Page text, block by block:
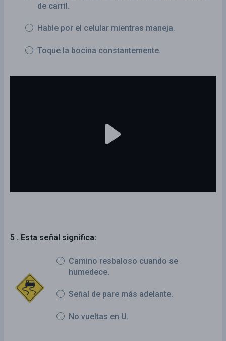
de carril.
Hable por el celular mientras maneja.
Toque la bocina constantemente.
5 . Esta señal significa:
Camino resbaloso cuando se
humedece.
Señal de pare más adelante.
No vueltas en U.